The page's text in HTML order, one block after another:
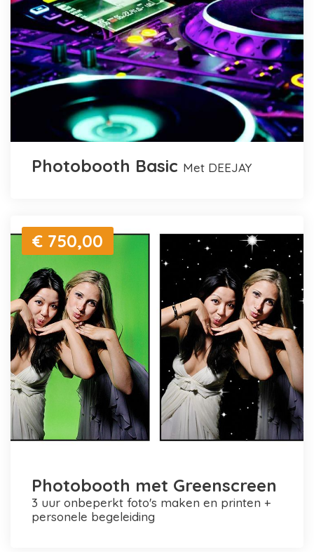
Photobooth Basic met DEEJAY
€ 750,00
Photobooth met Greenscreen
3 uur onbeperkt foto's maken en printen +
personele begeleiding